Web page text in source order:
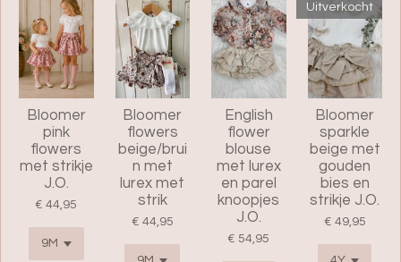
Bloomer
pink
flowers
met strikje
J.O.
€ 44,95
Bloomer
flowers
beige/brui
n met
lurex met
strik
€ 44,95
English
flower
blouse
met lurex
en parel
knoopjes
J.O.
€ 54,95
Uitverkocht
Bloomer
sparkle
beige met
gouden
bies en
strikje J.O.
€ 49,95